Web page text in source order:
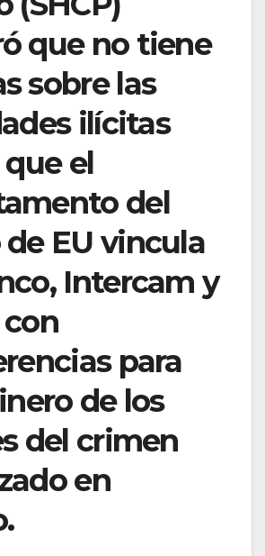
que no tiene
sobre las
ilícitas
el
del
de EU vincula
Intercam y
para
de los
del crimen
en